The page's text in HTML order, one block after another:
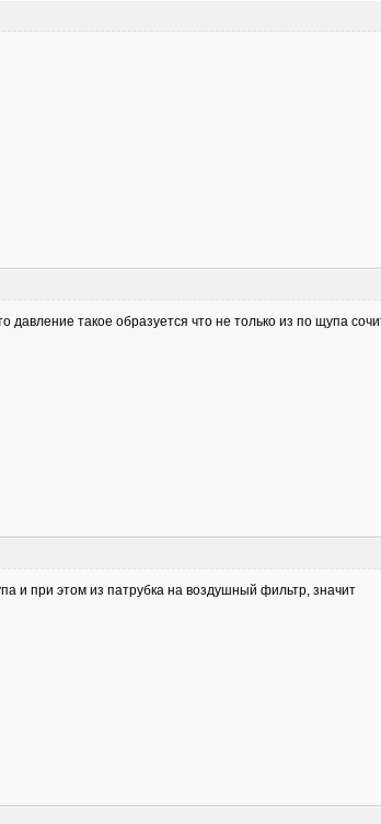
давление такое образуется что не только из по щупа
и при этом из патрубка на воздушный фильтр, значит